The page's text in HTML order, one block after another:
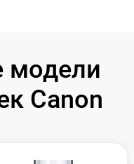
модели
Canon